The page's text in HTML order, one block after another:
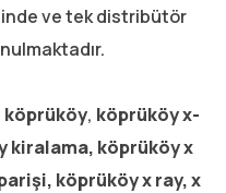
ve tek distribütör
köprüköy, köprüköyx-
kiralama, köprüköy x
köprüköy x ray, x